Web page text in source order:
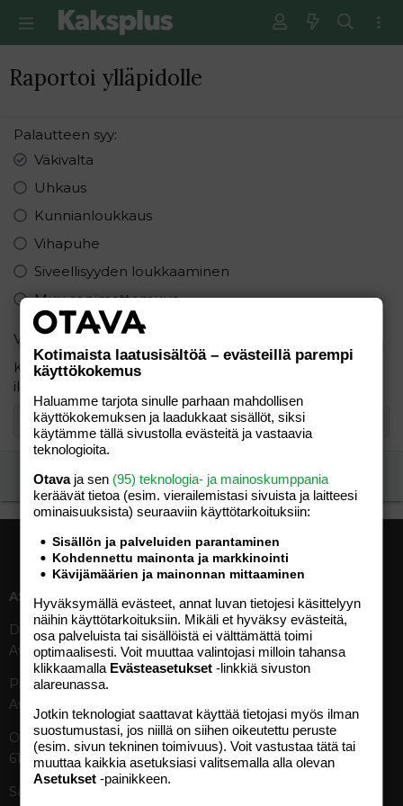
Raportoi ylläpidolle
Palautteen syy
Väkivalta
Uhkaus
Kunnianloukkaus
Vihapuhe
Siveellisyyden loukkaaminen
Muu sopimattomuus
Varmistus
Kirjoita seuraavat numerot pienimmästä suurimpaan
ilman pilkkuja: 8, 5, 5
Ilmoita asiaton viesti
ASIAKASPALVELU
Digipalvelut (09) 156 6227
Avoinna ma–pe 8–19
Painettu lehti (09) 156 665
Avoinna ma–pe 8–19
Otavamedian vaihde (09) 156
61
Sähköposti (digi)
MEDIATIEDOT
Tekniset tiedot, aikataulut ja
ilmoitushinnat
Tietoa verkon kävijöistä
Avoimuusraportti
Käyttöehdot
TUOTTEET
Kotimaista laatusisältöä – evästeillä parempi
käyttökokemus
Haluamme tarjota sinulle parhaan mahdollisen
käyttökokemuksen ja laadukkaat sisällöt, siksi
käytämme tällä sivustolla evästeitä ja vastaavia
teknologioita.
Otavaja sen (95) teknologia- ja mainoskumppania
keräävät tietoa (esim. vierailemis­tasi sivuista ja laitteesi
ominaisuuk­sista) seuraaviin käyttötarkoituksiin:
Sisällön ja palveluiden parantaminen
Kohdennettu mainonta ja markkinointi
Kävijämäärien ja mainonnan mittaaminen
Hyväksymällä evästeet, annat luvan tietojesi käsittelyyn
näihin käyttötarkoituksiin. Mikäli et hyväksy evästeitä,
osa palveluista tai sisällöistä ei välttämättä toimi
optimaalisesti. Voit muuttaa valintojasi milloin tahansa
klikkaamalla Evästeasetukset -linkkiä sivuston
alareunassa.
Jotkin teknologiat saattavat käyttää tietojasi myös ilman
suostumustasi, jos niillä on siihen oikeutettu peruste
(esim. sivun tekninen toimivuus). Voit vastustaa tätä tai
muuttaa kaikkia asetuksiasi valitsemalla alla olevan
Asetukset -painikkeen.